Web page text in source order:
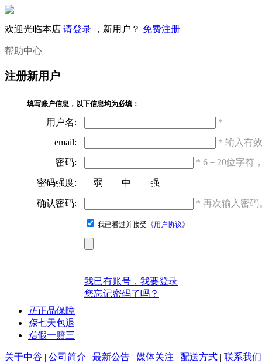
欢迎光临本店 请登录 ，新用户？ 免费注册
帮助中心
注册新用户
填写账户信息，以下信息均为必填：
用户名:
*
email:
* 输入有
密码:
* 6－20位字符
密码强度: 弱 中 强
确认密码: * 再次输入密码
我已看过并接受《用户协议》
我已有账号，我要登录
您忘记密码了吗？
正正品保障
保七天包退
信假一赔三
关于中谷 | 公司简介 | 最新公告 | 媒体关注 | 配送方式 | 联系我们